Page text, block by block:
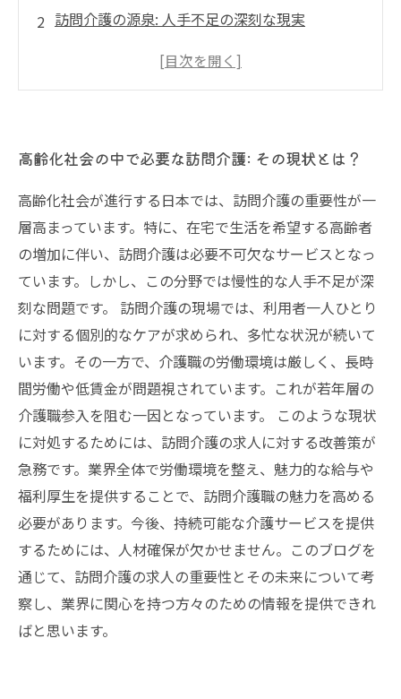
訪問介護の源泉: 人手不足の深刻な現実
若者が訪問介護を避ける理由: 厳しい労働条件と
介護職に新しい風を吹き込む: 働きやすい環境の
必要性
訪問介護の求人が生む可能性: 未来への一歩を踏
み出そう
高齢化社会の中で必要な訪問介護: その現状とは？
高齢化社会が進行する日本では、訪問介護の重要性が一
層高まっています。特に、在宅で生活を希望する高齢者
の増加に伴い、訪問介護は必要不可欠なサービスとなっ
ています。しかし、この分野では慢性的な人手不足が深
刻な問題です。 訪問介護の現場では、利用者一人ひとり
に対する個別的なケアが求められ、多忙な状況が続いて
います。その一方で、介護職の労働環境は厳しく、長時
間労働や低賃金が問題視されています。これが若年層の
介護職参入を阻む一因となっています。 このような現状
に対処するためには、訪問介護の求人に対する改善策が
急務です。業界全体で労働環境を整え、魅力的な給与や
福利厚生を提供することで、訪問介護職の魅力を高める
必要があります。今後、持続可能な介護サービスを提供
するためには、人材確保が欠かせません。このブログを
通じて、訪問介護の求人の重要性とその未来について考
察し、業界に関心を持つ方々のための情報を提供できれ
ばと思います。